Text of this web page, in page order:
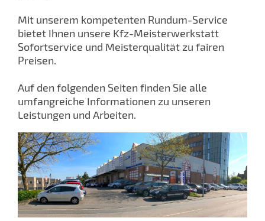
Mit unserem kompetenten Rundum-Service
bietet Ihnen unsere Kfz-Meisterwerkstatt
Sofortservice und Meisterqualität zu fairen
Preisen.
Auf den folgenden Seiten finden Sie alle
umfangreiche Informationen zu unseren
Leistungen und Arbeiten.